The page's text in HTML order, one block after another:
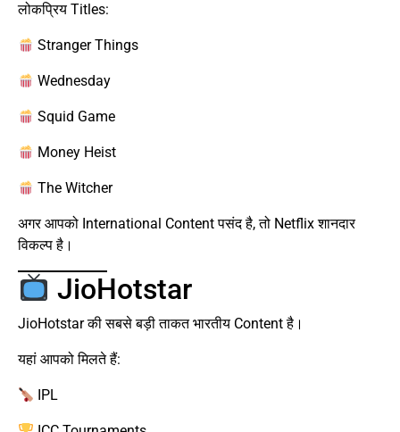
लोकप्रिय Titles:
Stranger Things
Wednesday
Squid Game
Money Heist
The Witcher
अगर आपको International Content पसंद है, तो Netflix शानदार
विकल्प है।
JioHotstar
JioHotstar की सबसे बड़ी ताकत भारतीय Content है।
यहां आपको मिलते हैं:
IPL